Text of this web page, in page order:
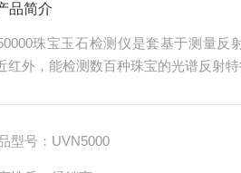
品简介
珠宝玉石检测仪是套基于测量
红外，能检测数百种珠宝的光谱反射
型号：UVN5000